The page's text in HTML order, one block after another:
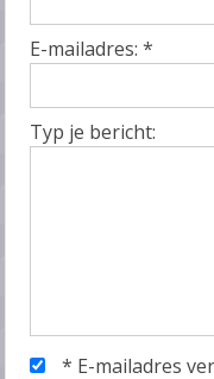
E-mailadres:*
Typ je bericht:
* E-mailadres